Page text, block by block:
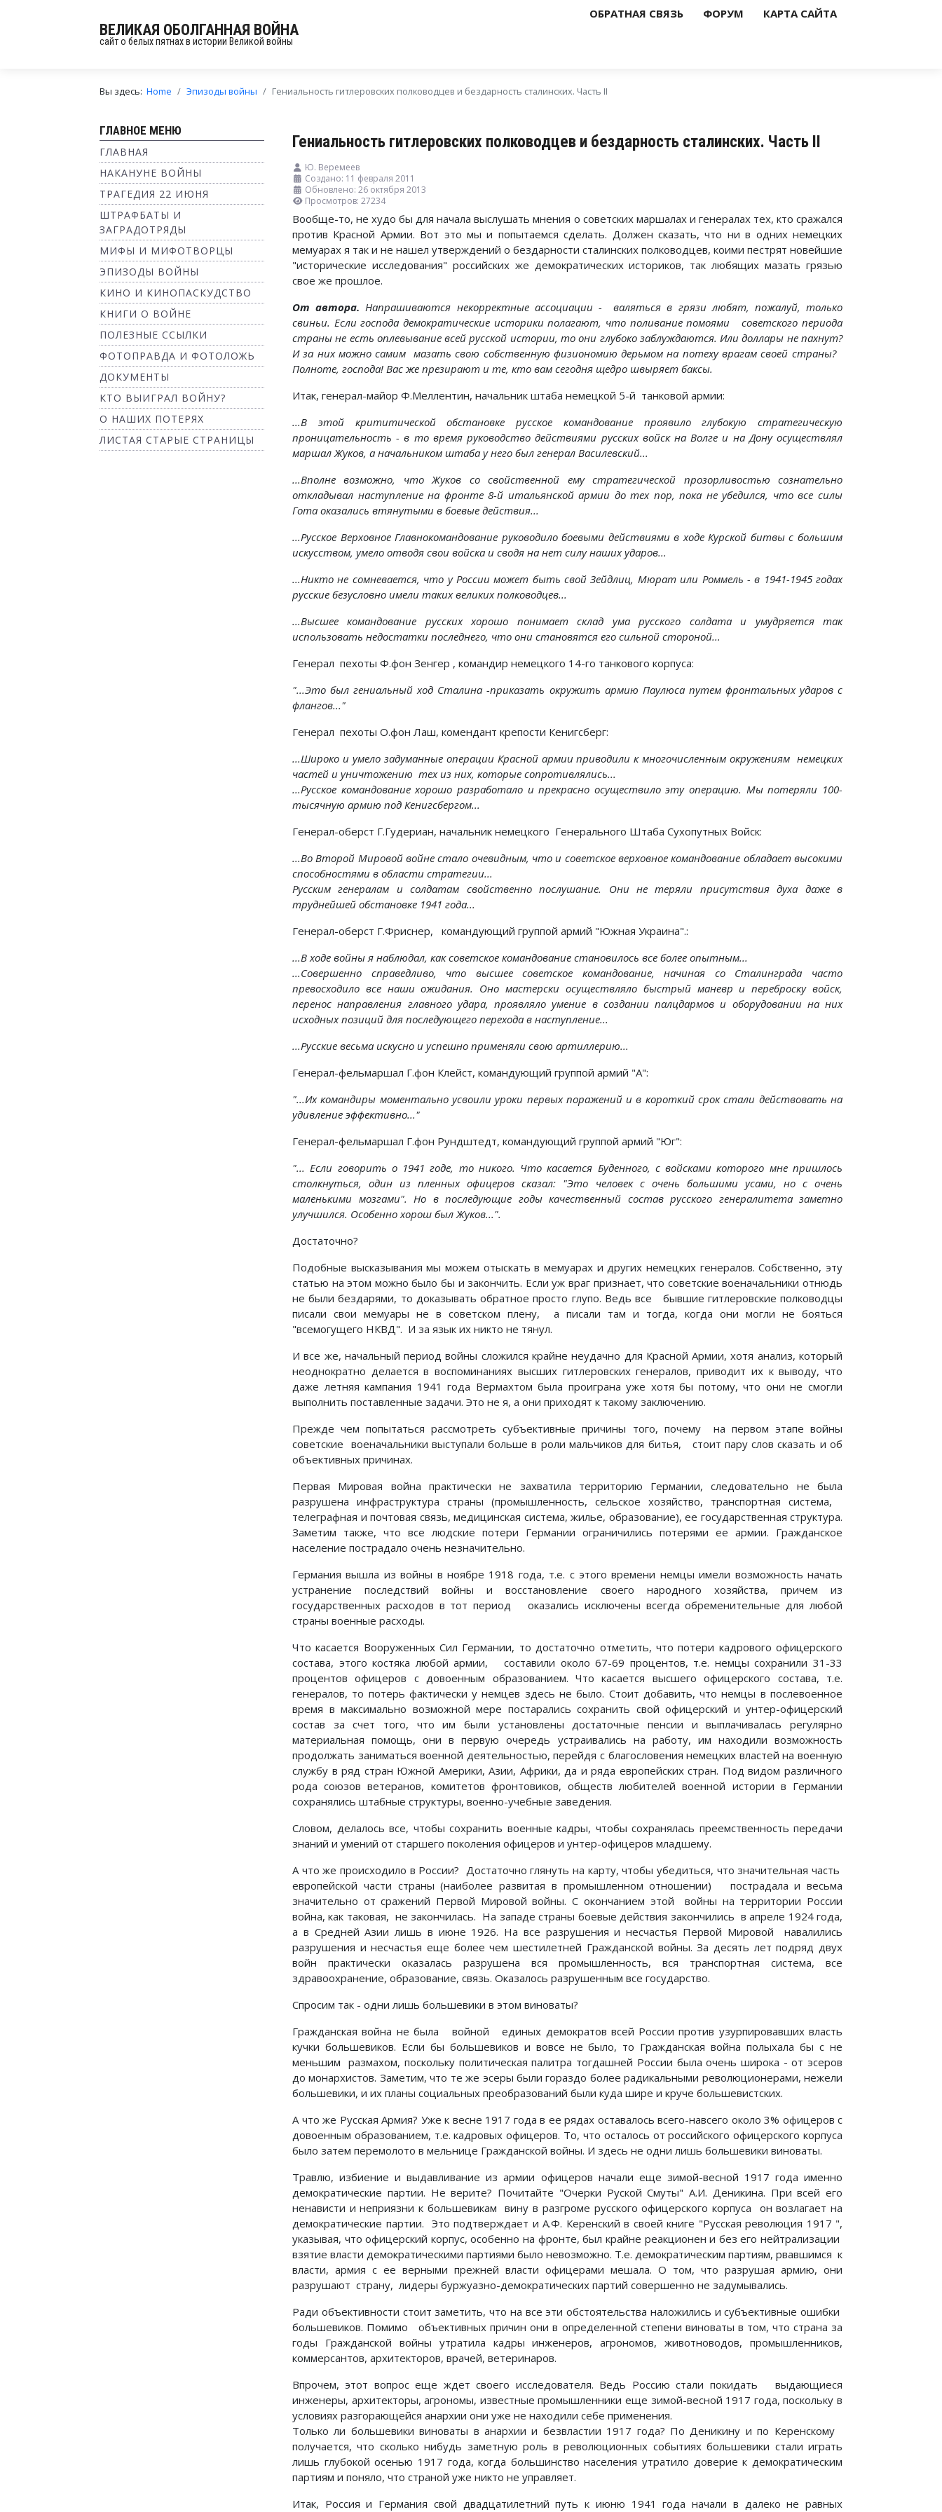
ВЕЛИКАЯ ОБОЛГАННАЯ ВОЙНА
сайт о белых пятнах в истории Великой войны
ОБРАТНАЯ СВЯЗЬ ФОРУМ КАРТА САЙТА
Вы здесь: Home Эпизоды войны Гениальность гитлеровских полководцев и бездарность сталинских. Часть II
ГЛАВНОЕ МЕНЮ
ГЛАВНАЯ
НАКАНУНЕ ВОЙНЫ
ТРАГЕДИЯ 22 ИЮНЯ
ШТРАФБАТЫ И
ЗАГРАДОТРЯДЫ
МИФЫ И МИФОТВОРЦЫ
ЭПИЗОДЫ ВОЙНЫ
КИНО И КИНОПАСКУДСТВО
КНИГИ О ВОЙНЕ
ПОЛЕЗНЫЕ ССЫЛКИ
ФОТОПРАВДА И ФОТОЛОЖЬ
ДОКУМЕНТЫ
КТО ВЫИГРАЛ ВОЙНУ?
О НАШИХ ПОТЕРЯХ
ЛИСТАЯ СТАРЫЕ СТРАНИЦЫ
Гениальность гитлеровских полководцев и бездарность сталинских. Часть II
Ю. Веремеев
Создано: 11 февраля 2011
Обновлено: 26 октября 2013
Просмотров: 27234
Вообще-то, не худо бы для начала выслушать мнения о советских маршалах и генералах тех, кто сражался
против Красной Армии. Вот это мы и попытаемся сделать. Должен сказать, что ни в одних немецких
мемуарах я так и не нашел утверждений о бездарности сталинских полководцев, коими пестрят новейшие
"исторические исследования" российских же демократических историков, так любящих мазать грязью
свое же прошлое.
От автора.Напрашиваются некорректные ассоциации - валяться в грязи любят, пожалуй, только
свиньи. Если господа демократические историки полагают, что поливание помоями советского периода
страны не есть оплевывание всей русской истории, то они глубоко заблуждаются. Или доллары не пахнут?
И за них можно самим мазать свою собственную физиономию дерьмом на потеху врагам своей страны?
Полноте, господа! Вас же презирают и те, кто вам сегодня щедро швыряет баксы.
Итак, генерал-майор Ф.Меллентин, начальник штаба немецкой 5-й танковой армии:
...В этой крититической обстановке русское командование проявило глубокую стратегическую
проницательность - в то время руководство действиями русских войск на Волге и на Дону осуществлял
маршал Жуков, а начальником штаба у него был генерал Василевский...
...Вполне возможно, что Жуков со свойственной ему стратегической прозорливостью сознательно
откладывал наступление на фронте 8-й итальянской армии до тех пор, пока не убедился, что все силы
Гота оказались втянутыми в боевые действия...
...Русское Верховное Главнокомандование руководило боевыми действиями в ходе Курской битвы с большим
искусством, умело отводя свои войска и сводя на нет силу наших ударов...
...Никто не сомневается, что у России может быть свой Зейдлиц, Мюрат или Роммель - в 1941-1945 годах
русские безусловно имели таких великих полководцев...
...Высшее командование русских хорошо понимает склад ума русского солдата и умудряется так
использовать недостатки последнего, что они становятся его сильной стороной...
Генерал пехоты Ф.фон Зенгер , командир немецкого 14-го танкового корпуса:
"...Это был гениальный ход Сталина -приказать окружить армию Паулюса путем фронтальных ударов с
флангов..."
Генерал пехоты О.фон Лаш, комендант крепости Кенигсберг:
...Широко и умело задуманные операции Красной армии приводили к многочисленным окружениям немецких
частей и уничтожению тех из них, которые сопротивлялись...
...Русское командование хорошо разработало и прекрасно осуществило эту операцию. Мы потеряли 100-
тысячную армию под Кенигсбергом...
Генерал-оберст Г.Гудериан, начальник немецкого Генерального Штаба Сухопутных Войск:
...Во Второй Мировой войне стало очевидным, что и советское верховное командование обладает высокими
способностями в области стратегии...
Русским генералам и солдатам свойственно послушание. Они не теряли присутствия духа даже в
труднейшей обстановке 1941 года...
Генерал-оберст Г.Фриснер, командующий группой армий "Южная Украина".:
...В ходе войны я наблюдал, как советское командование становилось все более опытным...
...Совершенно справедливо, что высшее советское командование, начиная со Сталинграда часто
превосходило все наши ожидания. Оно мастерски осуществляло быстрый маневр и переброску войск,
перенос направления главного удара, проявляло умение в создании палцдармов и оборудовании на них
исходных позиций для последующего перехода в наступление...
...Русские весьма искусно и успешно применяли свою артиллерию...
Генерал-фельмаршал Г.фон Клейст, командующий группой армий "А":
"...Их командиры моментально усвоили уроки первых поражений и в короткий срок стали действовать на
удивление эффективно..."
Генерал-фельмаршал Г.фон Рундштедт, командующий группой армий "Юг":
"... Если говорить о 1941 годе, то никого. Что касается Буденного, с войсками которого мне пришлось
столкнуться, один из пленных офицеров сказал: "Это человек с очень большими усами, но с очень
маленькими мозгами". Но в последующие годы качественный состав русского генералитета заметно
улучшился. Особенно хорош был Жуков...".
Достаточно?
Подобные высказывания мы можем отыскать в мемуарах и других немецких генералов. Собственно, эту
статью на этом можно было бы и закончить. Если уж враг признает, что советские военачальники отнюдь
не были бездарями, то доказывать обратное просто глупо. Ведь все бывшие гитлеровские полководцы
писали свои мемуары не в советском плену, а писали там и тогда, когда они могли не бояться
"всемогущего НКВД". И за язык их никто не тянул.
И все же, начальный период войны сложился крайне неудачно для Красной Армии, хотя анализ, который
неоднократно делается в воспоминаниях высших гитлеровских генералов, приводит их к выводу, что
даже летняя кампания 1941 года Вермахтом была проиграна уже хотя бы потому, что они не смогли
выполнить поставленные задачи. Это не я, а они приходят к такому заключению.
Прежде чем попытаться рассмотреть субъективные причины того, почему на первом этапе войны
советские военачальники выступали больше в роли мальчиков для битья, стоит пару слов сказать и об
объективных причинах.
Первая Мировая война практически не захватила территорию Германии, следовательно не была
разрушена инфраструктура страны (промышленность, сельское хозяйство, транспортная система,
телеграфная и почтовая связь, медицинская система, жилье, образование), ее государственная структура.
Заметим также, что все людские потери Германии ограничились потерями ее армии. Гражданское
население пострадало очень незначительно.
Германия вышла из войны в ноябре 1918 года, т.е. с этого времени немцы имели возможность начать
устранение последствий войны и восстановление своего народного хозяйства, причем из
государственных расходов в тот период оказались исключены всегда обременительные для любой
страны военные расходы.
Что касается Вооруженных Сил Германии, то достаточно отметить, что потери кадрового офицерского
состава, этого костяка любой армии, составили около 67-69 процентов, т.е. немцы сохранили 31-33
процентов офицеров с довоенным образованием. Что касается высшего офицерского состава, т.е.
генералов, то потерь фактически у немцев здесь не было. Стоит добавить, что немцы в послевоенное
время в максимально возможной мере постарались сохранить свой офицерский и унтер-офицерский
состав за счет того, что им были установлены достаточные пенсии и выплачивалась регулярно
материальная помощь, они в первую очередь устраивались на работу, им находили возможность
продолжать заниматься военной деятельностью, перейдя с благословения немецких властей на военную
службу в ряд стран Южной Америки, Азии, Африки, да и ряда европейских стран. Под видом различного
рода союзов ветеранов, комитетов фронтовиков, обществ любителей военной истории в Германии
сохранялись штабные структуры, военно-учебные заведения.
Словом, делалось все, чтобы сохранить военные кадры, чтобы сохранялась преемственность передачи
знаний и умений от старшего поколения офицеров и унтер-офицеров младшему.
А что же происходило в России? Достаточно глянуть на карту, чтобы убедиться, что значительная часть
европейской части страны (наиболее развитая в промышленном отношении) пострадала и весьма
значительно от сражений Первой Мировой войны. С окончанием этой войны на территории России
война, как таковая, не закончилась. На западе страны боевые действия закончились в апреле 1924 года,
а в Средней Азии лишь в июне 1926. На все разрушения и несчастья Первой Мировой навалились
разрушения и несчастья еще более чем шестилетней Гражданской войны. За десять лет подряд двух
войн практически оказалась разрушена вся промышленность, вся транспортная система, все
здравоохранение, образование, связь. Оказалось разрушенным все государство.
Спросим так - одни лишь большевики в этом виноваты?
Гражданская война не была войной единых демократов всей России против узурпировавших власть
кучки большевиков. Если бы большевиков и вовсе не было, то Гражданская война полыхала бы с не
меньшим размахом, поскольку политическая палитра тогдашней России была очень широка - от эсеров
до монархистов. Заметим, что те же эсеры были гораздо более радикальными революционерами, нежели
большевики, и их планы социальных преобразований были куда шире и круче большевистских.
А что же Русская Армия? Уже к весне 1917 года в ее рядах оставалось всего-навсего около 3% офицеров с
довоенным образованием, т.е. кадровых офицеров. То, что осталось от российского офицерского корпуса
было затем перемолото в мельнице Гражданской войны. И здесь не одни лишь большевики виноваты.
Травлю, избиение и выдавливание из армии офицеров начали еще зимой-весной 1917 года именно
демократические партии. Не верите? Почитайте "Очерки Руской Смуты" А.И. Деникина. При всей его
ненависти и неприязни к большевикам вину в разгроме русского офицерского корпуса он возлагает на
демократические партии. Это подтверждает и А.Ф. Керенский в своей книге "Русская революция 1917 ",
указывая, что офицерский корпус, особенно на фронте, был крайне реакционен и без его нейтрализации
взятие власти демократическими партиями было невозможно. Т.е. демократическим партиям, рвавшимся к
власти, армия с ее верными прежней власти офицерами мешала. О том, что разрушая армию, они
разрушают страну, лидеры буржуазно-демократических партий совершенно не задумывались.
Ради объективности стоит заметить, что на все эти обстоятельства наложились и субъективные ошибки
большевиков. Помимо объективных причин они в определенной степени виноваты в том, что страна за
годы Гражданской войны утратила кадры инженеров, агрономов, животноводов, промышленников,
коммерсантов, архитекторов, врачей, ветеринаров.
Впрочем, этот вопрос еще ждет своего исследователя. Ведь Россию стали покидать выдающиеся
инженеры, архитекторы, агрономы, известные промышленники еще зимой-весной 1917 года, поскольку в
условиях разгорающейся анархии они уже не находили себе применения.
Только ли большевики виноваты в анархии и безвластии 1917 года? По Деникину и по Керенскому
получается, что сколько нибудь заметную роль в революционных событиях большевики стали играть
лишь глубокой осенью 1917 года, когда большинство населения утратило доверие к демократическим
партиям и поняло, что страной уже никто не управляет.
Итак, Россия и Германия свой двадцатилетний путь к июню 1941 года начали в далеко не равных